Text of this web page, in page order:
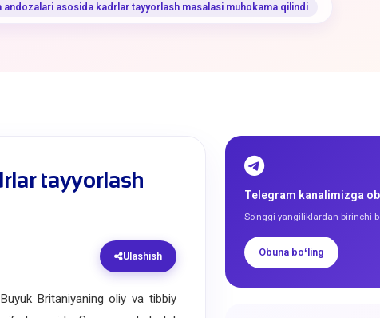
andozalari asosida kadrlar tayyorlash masalasi muhokama qilindi
tayyorlash
Ulashish
Britaniyaning oliy va tibbiy
Telegram kanalimizga
So‘nggi yangiliklardan birinchi
Obuna boʻling